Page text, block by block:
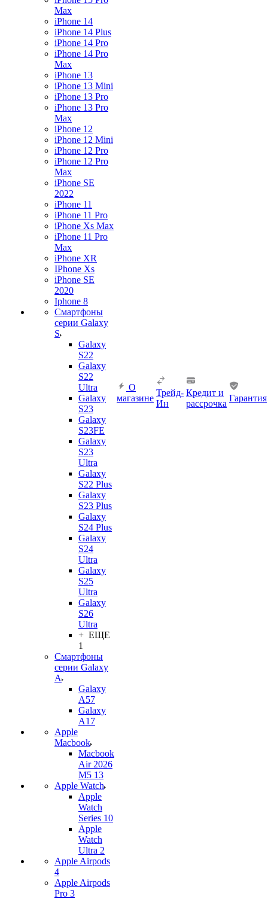
Max
iPhone 14
iPhone 14 Plus
iPhone 14 Pro
iPhone 14 Pro
Max
iPhone 13
iPhone 13 Mini
iPhone 13 Pro
iPhone 13 Pro
Max
iPhone 12
iPhone 12 Mini
iPhone 12 Pro
iPhone 12 Pro
Max
iPhone SE
2022
iPhone 11
iPhone 11 Pro
iPhone Xs Max
iPhone 11 Pro
Max
iPhone XR
IPhone Xs
iPhone SE
2020
Iphone 8
Смартфоны
серии Galaxy
S
Galaxy
S22
Galaxy
S22
Ultra
Galaxy
S23
Galaxy
S23FE
Galaxy
S23
Ultra
Galaxy
S22 Plus
Galaxy
S23 Plus
Galaxy
S24 Plus
Galaxy
S24
Ultra
Galaxy
S25
Ultra
Galaxy
S26
Ultra
+ ЕЩЕ
1
Смартфоны
серии Galaxy
A
Galaxy
A57
Galaxy
A17
Apple
Macbook
Macbook
Air 2026
M5 13
Apple Watch
Apple
Watch
Series 10
Apple
Watch
Ultra 2
Apple Airpods
4
Apple Airpods
Pro 3
О
магазине
Трейд-
Ин
Кредит и
рассрочка
Гарантия